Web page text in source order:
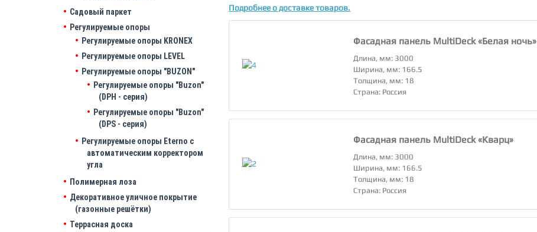
Подробнее о доставке товаров.
Фасадная панель MultiDeck «Белая ночь»
Длина, мм: 3000
Ширина, мм: 166.5
Толщина, мм: 18
Страна: Россия
Фасадная панель MultiDeck «Кварц»
Длина, мм: 3000
Ширина, мм: 166.5
Толщина, мм: 18
Страна: Россия
Садовый паркет
Регулируемые опоры
Регулируемые опоры KRONEX
Регулируемые опоры LEVEL
Регулируемые опоры "BUZON"
Регулируемые опоры "Buzon"
(DPH - серия)
Регулируемые опоры "Buzon"
(DPS - серия)
Регулируемые опоры Eterno с
автоматическим корректором
угла
Полимерная лоза
Декоративное уличное покрытие
(газонные решётки)
Террасная доска